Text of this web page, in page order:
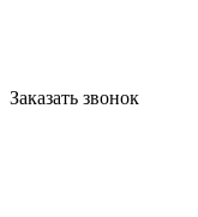
Заказать звонок